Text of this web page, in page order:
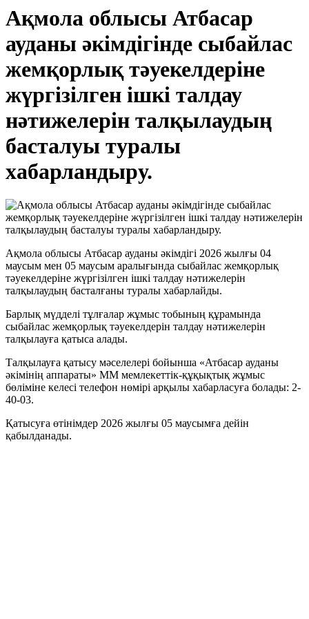
Ақмола облысы Атбасар
ауданы әкімдігінде сыбайлас
жемқорлық тәуекелдеріне
жүргізілген ішкі талдау
нәтижелерін талқылаудың
басталуы туралы
хабарландыру.
Ақмола облысы Атбасар ауданы әкімдігі 2026 жылғы 04
маусым мен 05 маусым аралығында сыбайлас жемқорлық
тәуекелдеріне жүргізілген ішкі талдау нәтижелерін
талқылаудың басталғаны туралы хабарлайды.
Барлық мүдделі тұлғалар жұмыс тобының құрамында
сыбайлас жемқорлық тәуекелдерін талдау нәтижелерін
талқылауға қатыса алады.
Талқылауға қатысу мәселелері бойынша «Атбасар ауданы
әкімінің аппараты» ММ мемлекеттік-құқықтық жұмыс
бөліміне келесі телефон нөмірі арқылы хабарласуға болады: 2-
40-03.
Қатысуға өтінімдер 2026 жылғы 05 маусымға дейін
қабылданады.